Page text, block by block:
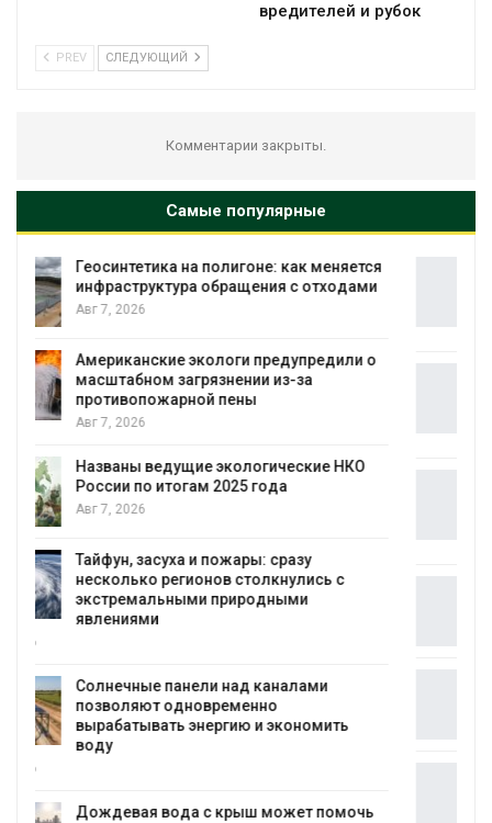
вредителей и рубок
PREV СЛЕДУЮЩИЙ
Комментарии закрыты.
Самые популярные
Минприроды потребовало ускорить
строительство мусорных объектов и
Панамский канал вновь ограничивает
загрузку судов из-за дефицита пресной
воды
В китайской провинции Шэньси из-за
паводков эвакуировали более 140 тыс.
МЕГА и ВкусВилл установили
экообменники для сбора вторсырья
Авг 6, 2026
Учёные предложили получать питьевую
воду из воздуха с помощью ветра
Авг 6, 2026
сентябре